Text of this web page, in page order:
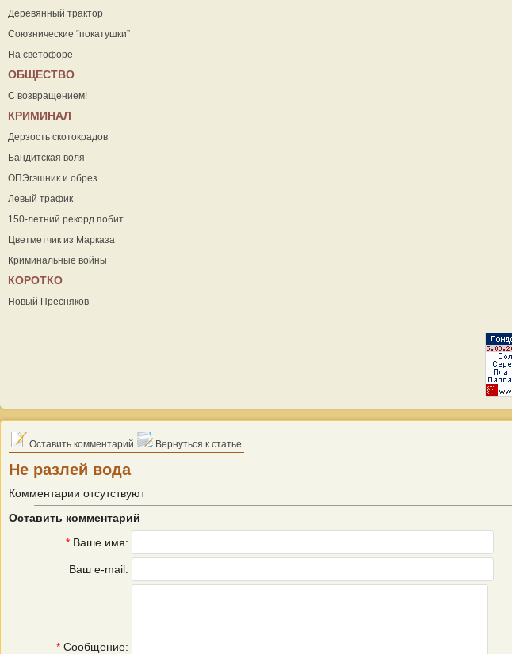
Деревянный трактор
Союзнические “покатушки”
На светофоре
ОБЩЕСТВО
С возвращением!
КРИМИНАЛ
Дерзость скотокрадов
Бандитская воля
ОПЭгэшник и обрез
Левый трафик
150-летний рекорд побит
Цветметчик из Марказа
Криминальные войны
КОРОТКО
Новый Пресняков
Оставить комментарий Вернуться к статье
Не разлей вода
Комментарии отсутствуют
Оставить комментарий
* Ваше имя:
Ваш e-mail:
* Сообщение: